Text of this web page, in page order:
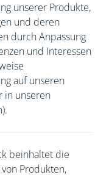
unserer Produkte,
und deren
durch Anpassung
und Interessen
auf unseren
in unseren
beinhaltet die
Produkten,